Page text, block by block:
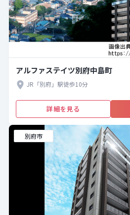
アルファステイツ別府中島町
JR「別府」駅徒歩10分
詳細を見る
別府市